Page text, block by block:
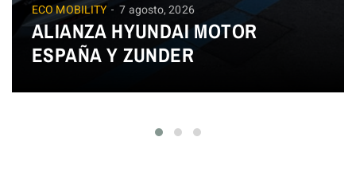
ECO MOBILITY 7 agosto, 2026
ALIANZA HYUNDAI MOTOR
ESPAÑA Y ZUNDER